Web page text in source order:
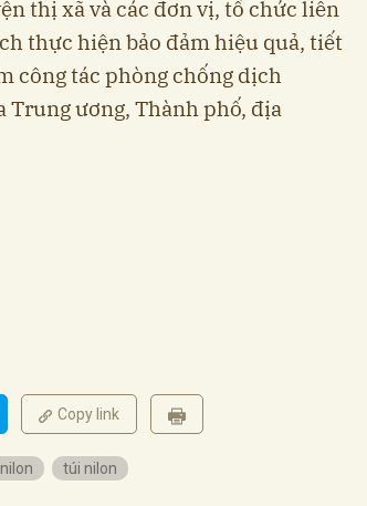
thị xã và các đơn vị, tổ chức liên
thực hiện bảo đảm hiệu quả, tiết
công tác phòng chống dịch
Trung ương, Thành phố, địa
Copy link
túi nilon